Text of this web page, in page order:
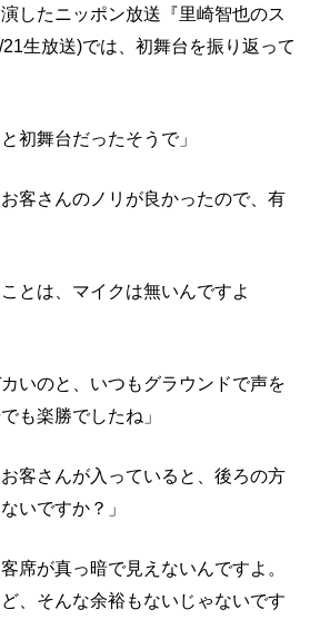
したニッポン放送『里崎智也のス
生放送)では、初舞台を振り返って
初舞台だったそうで」
客さんのノリが良かったので、有
とは、マイクは無いんですよ
いのと、いつもグラウンドで声を
も楽勝でしたね」
客さんが入っていると、後ろの方
いですか？」
席が真っ暗で見えないんですよ。
、そんな余裕もないじゃないです